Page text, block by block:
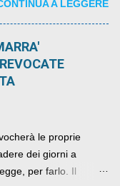
A LEGGERE
le proprie
dei giorni a
per farlo. Il